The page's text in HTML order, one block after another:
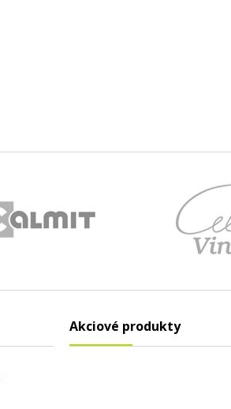
Akciové produkty